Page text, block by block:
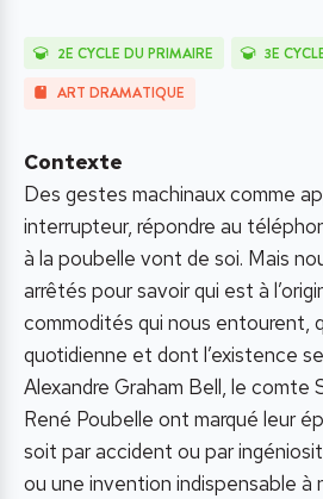
2E CYCLE DU PRIMAIRE
3E
ART DRAMATIQUE
Contexte
Des gestes machinaux comme
interrupteur, répondre au
à la poubelle vont de soi. Mais
arrêtés pour savoir qui est à
commodités qui nous entourent,
quotidienne et dont l’existence
Alexandre Graham Bell, le comte
René Poubelle ont marqué leur
soit par accident ou par
ou une invention indispensable à